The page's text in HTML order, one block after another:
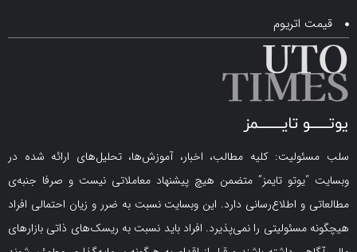
کلیه مطالب، اخبار، آموزش‌ها، تحلیل‌های ارائه شده در
تایمز” متضمن هیچ پیشنهاد معاملاتی نیست و صرفا جنبه‌ی
اطلاع‌رسانی دارد. این وبسایت نسبت به ضرر و زیان احتمالی افراد
را نمی‌پذیرد. افراد باید نسبت به ریسک‌های ذاتی بازارهای